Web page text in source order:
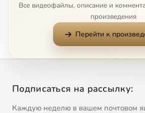
9 Как бороться со страстью
Как правильно принимать
11
12
Все видеофайлы, описание и
произведения
Перейти к
Подписаться на рассылку:
Каждую неделю в вашем почтовом